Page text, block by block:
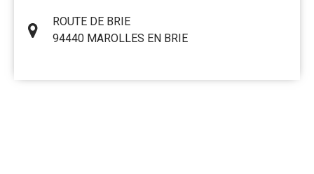
ROUTE DE BRIE
94440 MAROLLES EN BRIE